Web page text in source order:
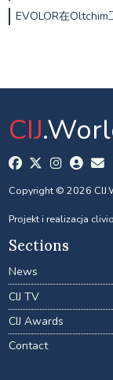
EVOLOR在
CIJ
Copyright © 2026
Projekt i realizacja
Sections
News
CIJ TV
CIJ Awards
Contact